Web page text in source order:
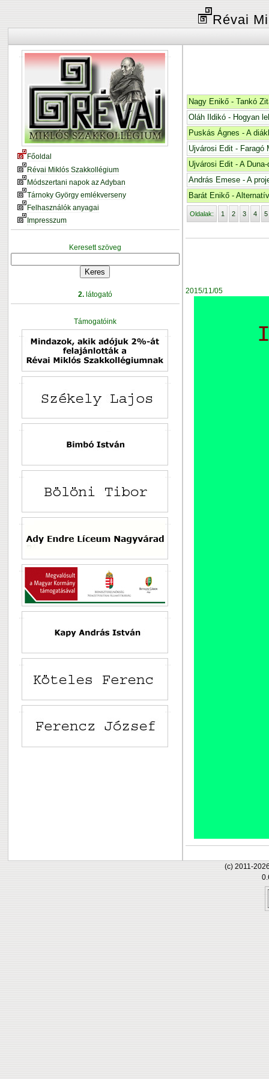
Révai
Főoldal
Révai Miklós Szakkollégium
Módszertani napok az Adyban
Tárnoky György emlékverseny
Felhasználók anyagai
Impresszum
Keresett szöveg
2.látogató
Támogatóink
Nagy Enikő - Tankó
Oláh Ildikó - Hogyan
Puskás Ágnes - A
Ujvárosi Edit - Faragó
Ujvárosi Edit - A
András Emese - A
Barát Enikő -
Oldalak: 1 2 3 4 5
2015/11/05
(c) 2011-